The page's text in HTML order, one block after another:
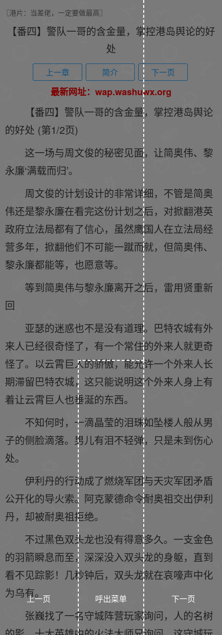
〖港片：当差佬，一定要做最高〗
【番四】警队一哥的含金量，掌控港岛舆论的好
处
上一章 简介 下一页
最新网址：wap.washuwx.org
【番四】警队一哥的含金量，掌控港岛舆论
的好处 (第1/2页)
这一场与周文俊的秘密见面，让简奥伟、黎
永廉‘满载而归’。
周文俊的计划设计的非常详细，不管是简奥
伟还是黎永廉在看完这份计划之后，对掀翻港英
政府立法局都有了信心，虽然鹰国人在立法局经
营多年，掀翻他们不可能一蹴而就，但简奥伟、
黎永廉都能等，也愿意等。
等到简奥伟与黎永廉离开之后，雷用贤重新
回
亚瑟的迷惑也不是没有道理。巴特农城有外
来人已经很奇怪了，有一个常住的外来人就更奇
怪了。以云霄巨人的骄傲，能允许一个外来人长
期滞留巴特农城，这只能说明这个外来人身上有
着让云霄巨人也垂涎的东西。
不知何时，一滴晶莹的泪珠如坠楼人般从男
子的侧脸滴落。男儿有泪不轻弹，只是未到伤心
处。
伊利丹的行动成了燃烧军团与天灾军团矛盾
公开化的导火索。阿克蒙德命令耐奥祖交出伊利
丹，却被耐奥祖拒绝。
不过黑色双头龙也没有得意多久。一支金色
的羽箭瞬息而至，深深没入双头龙的身躯，直到
看不见踪影！几秒钟后，双头龙就在哀嚎声中化
为乌有。
张巍找了一名守城阵营玩家询问，人的名树
上一页 下一页
呼出菜单